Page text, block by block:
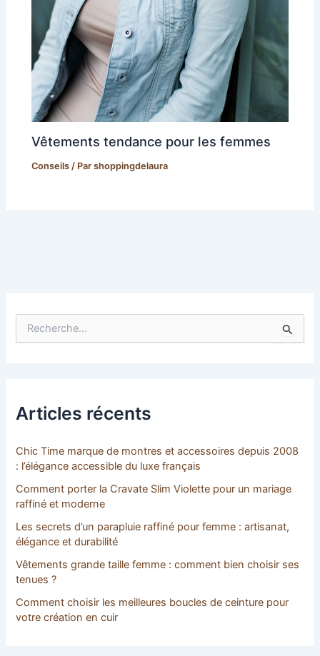
Vêtements tendance pour les femmes
Conseils / Parshoppingdelaura
c
h
r
Articles récents
Chic Time marque de montres et accessoires depuis 2008
: l’élégance accessible du luxe français
Comment porter la Cravate Slim Violette pour un mariage
raffiné et moderne
Les secrets d’un parapluie raffiné pour femme : artisanat,
élégance et durabilité
Vêtements grande taille femme : comment bien choisir ses
tenues ?
Comment choisir les meilleures boucles de ceinture pour
votre création en cuir